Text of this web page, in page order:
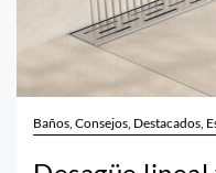
Baños, Consejos, Destacados,